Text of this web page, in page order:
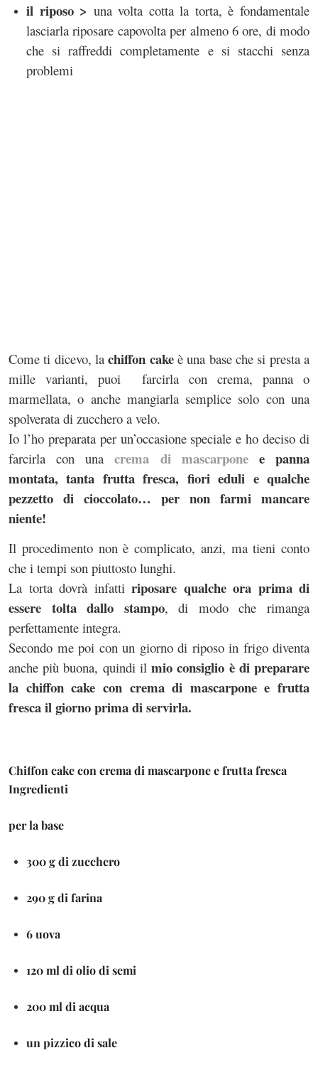
il riposo > una volta cotta la torta, è fondamentale
lasciarla riposare capovolta per almeno 6 ore, di modo
che si raffreddi completamente e si stacchi senza
problemi
Come ti dicevo, lachiffon cakeè una base che si presta a
mille varianti, puoi farcirla con crema, panna o
marmellata, o anche mangiarla semplice solo con una
spolverata di zucchero a velo.
Io l’ho preparata per un’occasione speciale e ho deciso di
farcirla con unacrema di mascarponee panna
montata, tanta frutta fresca, fiori eduli e qualche
pezzetto di cioccolato… per non farmi mancare
niente!
Il procedimento non è complicato, anzi, ma tieni conto
che i tempi son piuttosto lunghi.
La torta dovrà infattiriposare qualche ora prima di
essere tolta dallo stampo, di modo che rimanga
perfettamente integra.
Secondo me poi con un giorno di riposo in frigo diventa
anche più buona, quindi ilmio consiglio è di preparare
la chiffon cake con crema di mascarpone e frutta
fresca il giorno prima di servirla.
Chiffon cake con crema di mascarpone e frutta fresca
Ingredienti
per la base
300 g di zucchero
290 g di farina
6 uova
120 ml di olio di semi
200 ml di acqua
un pizzico di sale